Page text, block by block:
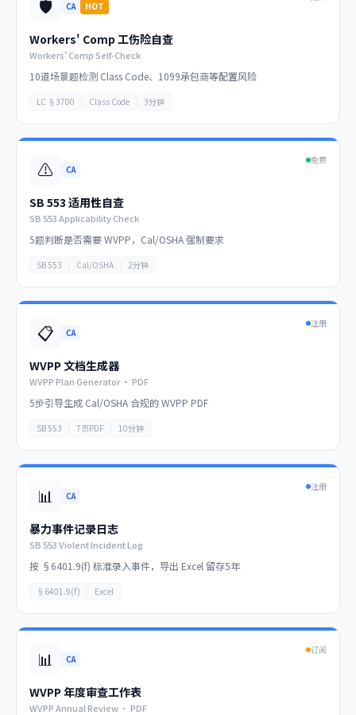
🛡️ CA HOT
Workers' Comp 工伤险自查
Workers' Comp Self-Check
10道场景题检测 Class Code、1099承包商等配置风险
LC §3700 Class Code 3分钟
⚠️ CA
免费
SB 553 适用性自查
SB 553 Applicability Check
5题判断是否需要 WVPP，Cal/OSHA 强制要求
SB 553 Cal/OSHA 2分钟
📋 CA
注册
WVPP 文档生成器
WVPP Plan Generator · PDF
5步引导生成 Cal/OSHA 合规的 WVPP PDF
SB 553 7页PDF 10分钟
📊 CA
注册
暴力事件记录日志
SB 553 Violent Incident Log
按 §6401.9(f) 标准录入事件，导出 Excel 留存5年
§6401.9(f) Excel
📊 CA
订阅
WVPP 年度审查工作表
WVPP Annual Review · PDF